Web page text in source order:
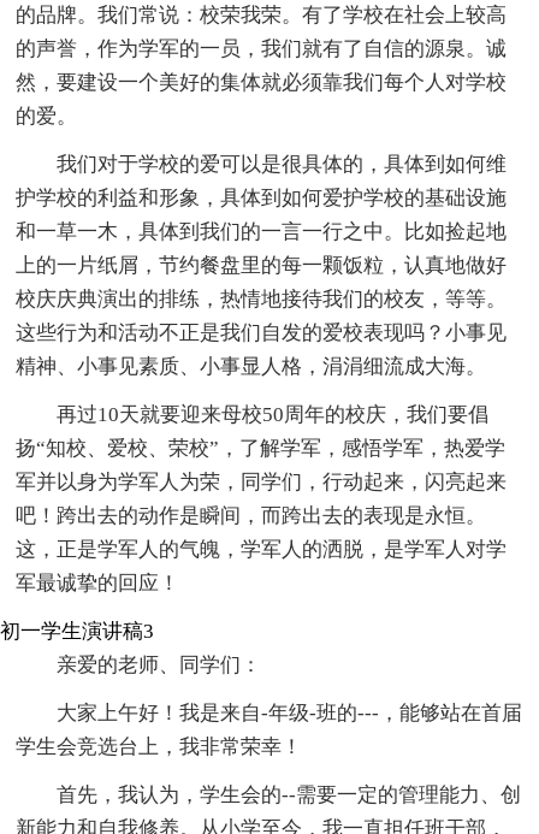
的品牌。我们常说：校荣我荣。有了学校在社会上较高
的声誉，作为学军的一员，我们就有了自信的源泉。诚
然，要建设一个美好的集体就必须靠我们每个人对学校
的爱。
我们对于学校的爱可以是很具体的，具体到如何维
护学校的利益和形象，具体到如何爱护学校的基础设施
和一草一木，具体到我们的一言一行之中。比如捡起地
上的一片纸屑，节约餐盘里的每一颗饭粒，认真地做好
校庆庆典演出的排练，热情地接待我们的校友，等等。
这些行为和活动不正是我们自发的爱校表现吗？小事见
精神、小事见素质、小事显人格，涓涓细流成大海。
再过10天就要迎来母校50周年的校庆，我们要倡
扬“知校、爱校、荣校”，了解学军，感悟学军，热爱学
军并以身为学军人为荣，同学们，行动起来，闪亮起来
吧！跨出去的动作是瞬间，而跨出去的表现是永恒。
这，正是学军人的气魄，学军人的洒脱，是学军人对学
军最诚挚的回应！
初一学生演讲稿3
亲爱的老师、同学们：
大家上午好！我是来自-年级-班的---，能够站在首届
学生会竞选台上，我非常荣幸！
首先，我认为，学生会的--需要一定的管理能力、创
新能力和自我修养。从小学至今，我一直担任班干部，